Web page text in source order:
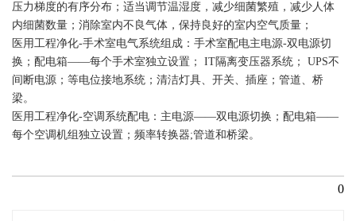
压力梯度的有序分布；适当调节温湿度，减少细菌繁殖，减少人体
内细菌数量；消除室内不良气体，保持良好的室内空气质量；
医用工程净化-手术室电气系统组成：手术室配电主电源-双电源切
换；配电箱——每个手术室独立设置； IT隔离变压器系统； UPS不
间断电源；等电位接地系统；清洁灯具、开关、插座；管道、桥
梁。
医用工程净化-空调系统配电：主电源——双电源切换；配电箱——
每个空调机组独立设置；频率转换器;管道和桥梁。
0